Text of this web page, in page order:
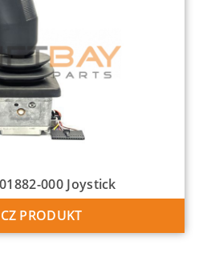
000 Joystick
PRODUKT